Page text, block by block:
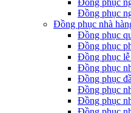
Đồng phục
Đồng phục
Đồng phục nhà
Đồng phục
Đồng phục
Đồng phục lễ
Đồng phục
Đồng phục
Đồng phục
Đồng phục